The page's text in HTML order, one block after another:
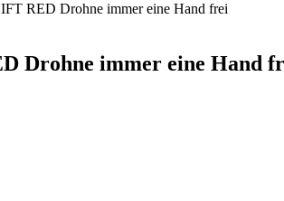
RED Drohne immer eine Hand frei
Drohne immer eine Hand